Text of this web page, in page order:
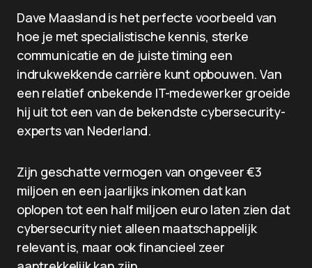
Dave Maasland is het perfecte voorbeeld van
hoe je met specialistische kennis, sterke
communicatie en de juiste timing een
indrukwekkende carrière kunt opbouwen. Van
een relatief onbekende IT-medewerker groeide
hij uit tot een van de bekendste cybersecurity-
experts van Nederland.
Zijn geschatte vermogen van ongeveer €3
miljoen en een jaarlijks inkomen dat kan
oplopen tot een half miljoen euro laten zien dat
cybersecurity niet alleen maatschappelijk
relevant is, maar ook financieel zeer